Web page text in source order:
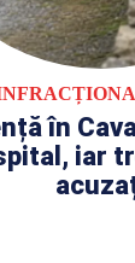
în
iar